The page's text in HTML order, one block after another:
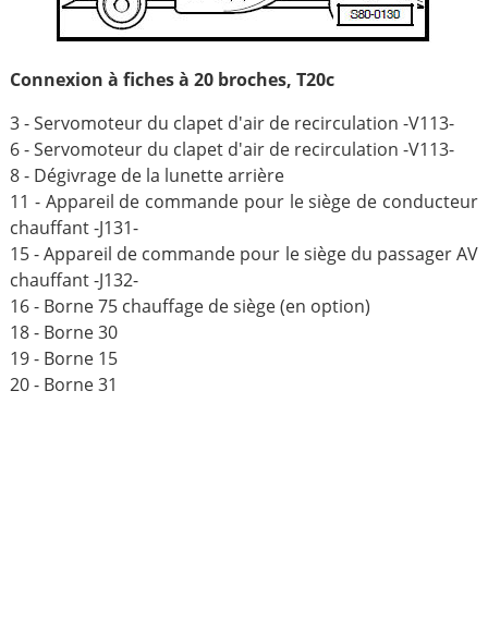
Connexion à fiches à 20 broches, T20c
3 - Servomoteur du clapet d'air de recirculation -V113-
6 - Servomoteur du clapet d'air de recirculation -V113-
8 - Dégivrage de la lunette arrière
11 - Appareil de commande pour le siège de conducteur
chauffant -J131-
15 - Appareil de commande pour le siège du passager AV
chauffant -J132-
16 - Borne 75 chauffage de siège (en option)
18 - Borne 30
19 - Borne 15
20 - Borne 31